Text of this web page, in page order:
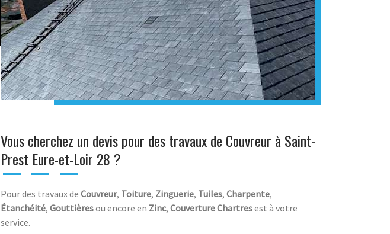
Vous cherchez un devis pour des travaux de Couvreur à Saint-
Prest Eure-et-Loir 28 ?
Pour des travaux de Couvreur, Toiture, Zinguerie, Tuiles, Charpente,
Étanchéité, Gouttièresou encore en Zinc, Couverture Chartresest à votre
service.